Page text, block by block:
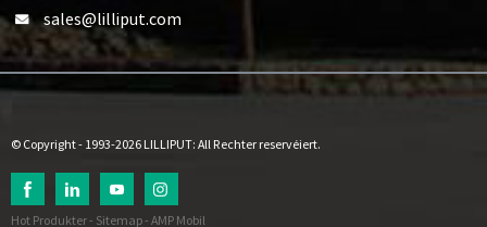
sales@lilliput.com
© Copyright - 1993-2026 LILLIPUT: All Rechter reservéiert.
Hot Produkter- Sitemap- AMP Mobil